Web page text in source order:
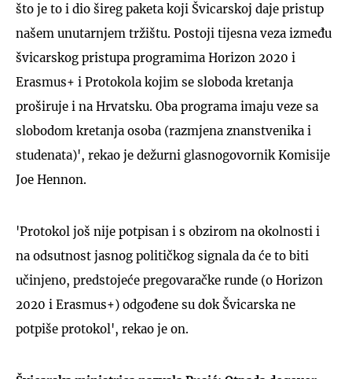
što je to i dio šireg paketa koji Švicarskoj daje pristup
našem unutarnjem tržištu. Postoji tijesna veza između
švicarskog pristupa programima Horizon 2020 i
Erasmus+ i Protokola kojim se sloboda kretanja
proširuje i na Hrvatsku. Oba programa imaju veze sa
slobodom kretanja osoba (razmjena znanstvenika i
studenata)', rekao je dežurni glasnogovornik Komisije
Joe Hennon.
'Protokol još nije potpisan i s obzirom na okolnosti i
na odsutnost jasnog političkog signala da će to biti
učinjeno, predstojeće pregovaračke runde (o Horizon
2020 i Erasmus+) odgođene su dok Švicarska ne
potpiše protokol', rekao je on.